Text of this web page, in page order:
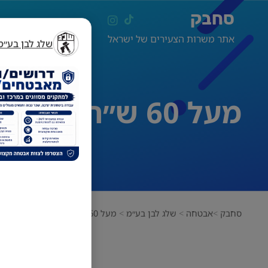
שלג לבן
סחבק
אתר משרות הצעירים של ישראל
מעל 60 ש״ח לשעה! מאבטחים למתקן מסווג בשפלה ובמרכז
סחבק אבטחה שלג לבן בע״מ מעל 60 ש״ח לשעה! מאבטחים למתקן מסווג בשפלה ובמרכז